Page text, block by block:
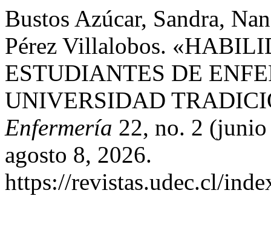
Bustos Azúcar, Sandra,
Pérez Villalobos.
ESTUDIANTES DE
UNIVERSIDAD
Enfermería 22, no. 2
agosto 8, 2026.
https://revistas.udec.cl/